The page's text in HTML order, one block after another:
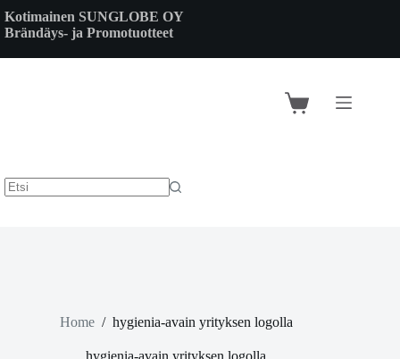
to
content
Kotimainen SUNGLOBE OY
Brändäys- ja Promotuotteet
Shopping
Home / hygienia-avain yrityksen logolla
hygienia-avain yrityksen logolla